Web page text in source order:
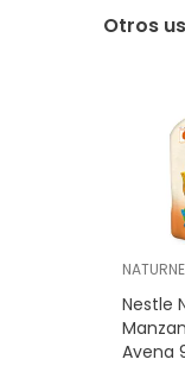
Otros
Nestle
Avena